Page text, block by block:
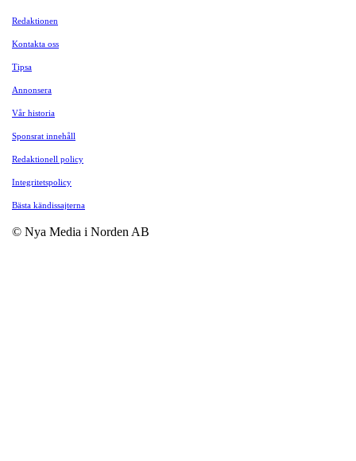
Redaktionen
Kontakta oss
Tipsa
Annonsera
Vår historia
Sponsrat innehåll
Redaktionell policy
Integritetspolicy
Bästa kändissajterna
© Nya Media i Norden AB